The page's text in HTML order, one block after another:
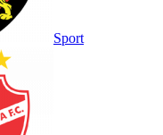
Sport